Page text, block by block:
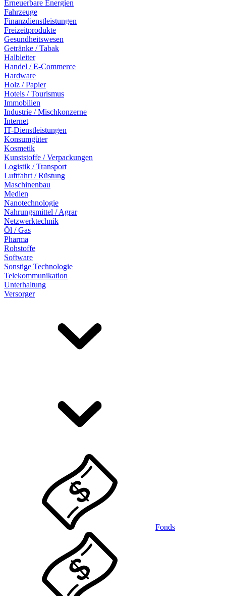
Erneuerbare Energien
Fahrzeuge
Finanzdienstleistungen
Freizeitprodukte
Gesundheitswesen
Getränke / Tabak
Halbleiter
Handel / E-Commerce
Hardware
Holz / Papier
Hotels / Tourismus
Immobilien
Industrie / Mischkonzerne
Internet
IT-Dienstleistungen
Konsumgüter
Kosmetik
Kunststoffe / Verpackungen
Logistik / Transport
Luftfahrt / Rüstung
Maschinenbau
Medien
Nanotechnologie
Nahrungsmittel / Agrar
Netzwerktechnik
Öl / Gas
Pharma
Rohstoffe
Software
Sonstige Technologie
Telekommunikation
Unterhaltung
Versorger
Fonds